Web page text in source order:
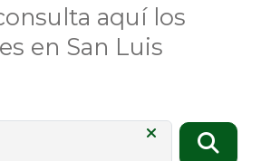
aquí los
en San Luis